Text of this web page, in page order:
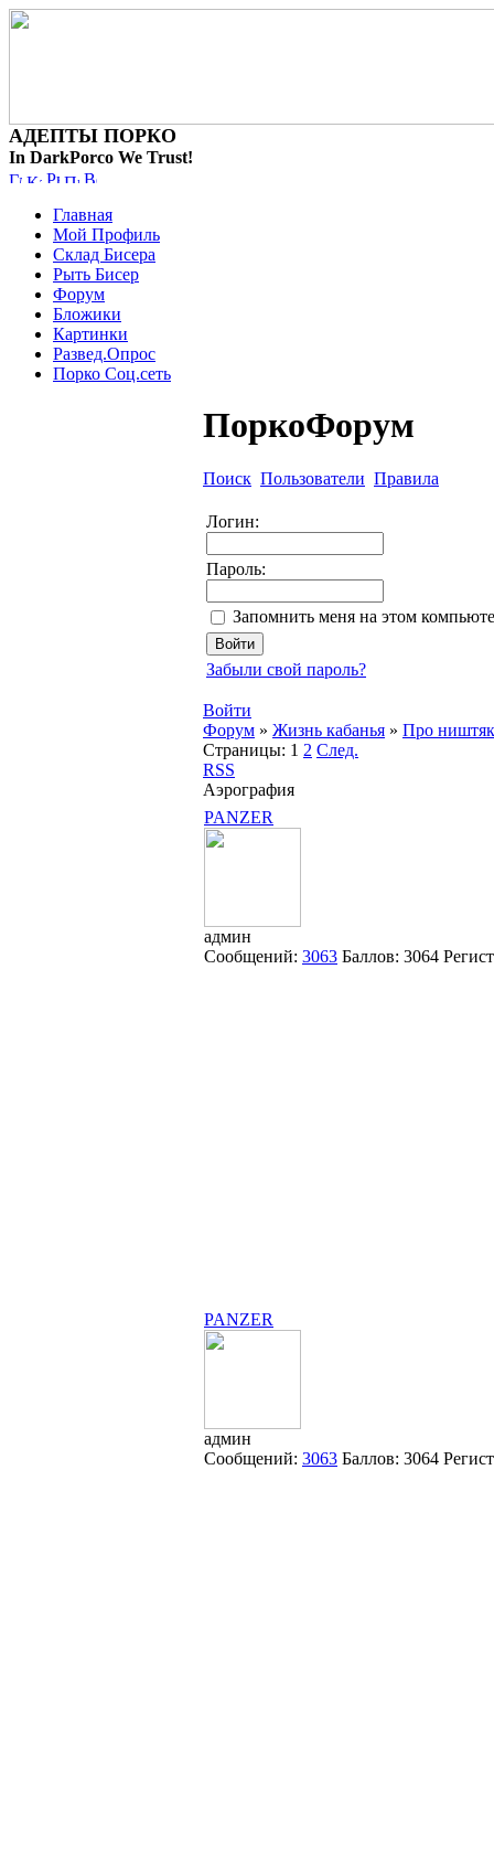
АДЕПТЫ ПОРКО
In DarkPorco We Trust!
Главная
Мой Профиль
Склад Бисера
Рыть Бисер
Форум
Бложики
Картинки
Развед.Опрос
Порко Соц.сеть
ПоркоФорум
Поиск Пользователи Правила
Логин:
Пароль:
Запомнить меня на этом
Забыли свой пароль?
Войти
Форум » Жизнь кабанья » Про
Страницы: 1 2 След.
RSS
Аэрография
PANZER
админ
Сообщений: 3063 Баллов: 3064
PANZER
админ
Сообщений: 3063 Баллов: 3064